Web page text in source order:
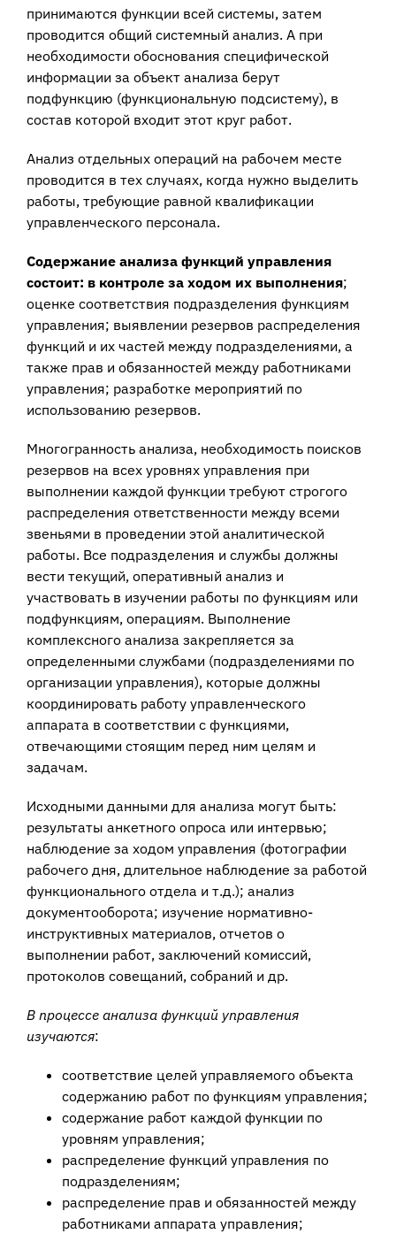
принимаются функции всей системы, затем
проводится общий системный анализ. А при
необходимости обоснования специфической
информации за объект анализа берут
подфункцию (функциональную подсистему), в
состав которой входит этот круг работ.
Анализ отдельных операций на рабочем месте
проводится в тех случаях, когда нужно выделить
работы, требующие равной квалификации
управленческого персонала.
Содержание анализа функций управления
состоит: в контроле за ходом их выполнения;
оценке соответствия подразделения функциям
управления; выявлении резервов распределения
функций и их частей между подразделениями, а
также прав и обязанностей между работниками
управления; разработке мероприятий по
использованию резервов.
Многогранность анализа, необходимость поисков
резервов на всех уровнях управления при
выполнении каждой функции требуют строгого
распределения ответственности между всеми
звеньями в проведении этой аналитической
работы. Все подразделения и службы должны
вести текущий, оперативный анализ и
участвовать в изучении работы по функциям или
подфункциям, операциям. Выполнение
комплексного анализа закрепляется за
определенными службами (подразделениями по
организации управления), которые должны
координировать работу управленческого
аппарата в соответствии с функциями,
отвечающими стоящим перед ним целям и
задачам.
Исходными данными для анализа могут быть:
результаты анкетного опроса или интервью;
наблюдение за ходом управления (фотографии
рабочего дня, длительное наблюдение за работой
функционального отдела и т.д.); анализ
документооборота; изучение нормативно-
инструктивных материалов, отчетов о
выполнении работ, заключений комиссий,
протоколов совещаний, собраний и др.
В процессе анализа функций управления
изучаются:
соответствие целей управляемого объекта
содержанию работ по функциям управления;
содержание работ каждой функции по
уровням управления;
распределение функций управления по
подразделениям;
распределение прав и обязанностей между
работниками аппарата управления;